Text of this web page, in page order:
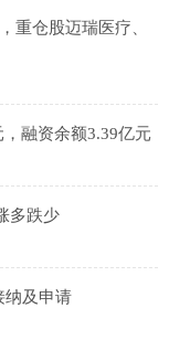
重仓股迈瑞医疗、
融资余额3.39亿元
多跌少
纳及申请